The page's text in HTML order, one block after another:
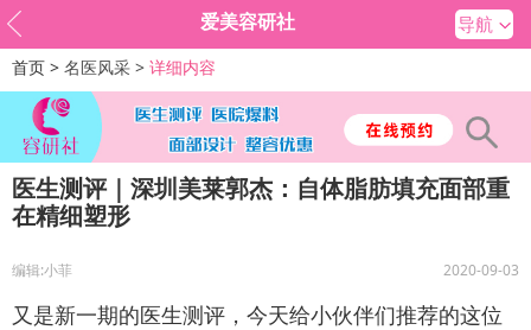
爱美容研社 导航
首页 > 名医风采 > 详细内容
医生测评｜深圳美莱郭杰：自体脂肪填充面部重
在精细塑形
编辑:小菲 2020-09-03
又是新一期的医生测评，今天给小伙伴们推荐的这位